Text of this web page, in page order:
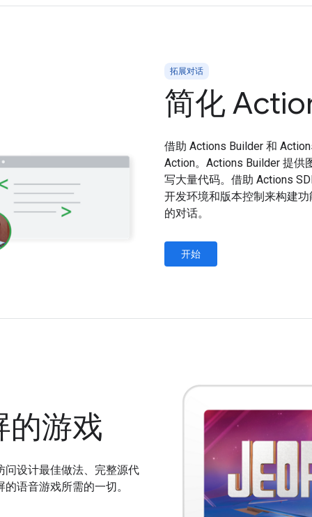
拓展对话
简化
借助 Actions Builder 和
Action。Actions Builder 提供
写大量代码。借助 Actions
开发环境和版本控制来构建
的对话。
开始
的游戏
问设计最佳做法、完整源代
语音游戏所需的一切。